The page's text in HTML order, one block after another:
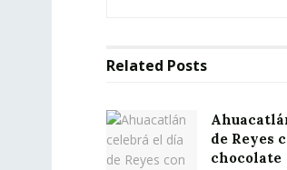
Related Posts
de Reyes
chocolate